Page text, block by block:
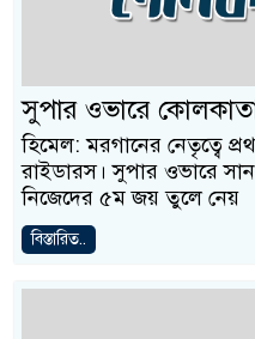
সুপার ওভারে
হিমেল: মরগানের নেতৃত্বে
রাইডারস। সুপার ওভারে
নিজেদের ৫ম জয় তুলে নেয়
বিস্তারিত..